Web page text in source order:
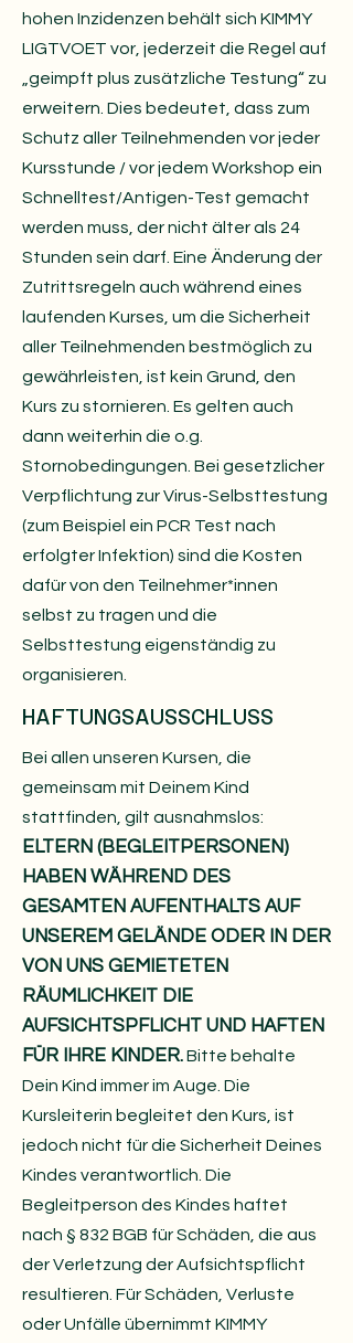
hohen Inzidenzen behält sich KIMMY
LIGTVOET vor, jederzeit die Regel auf
„geimpft plus zusätzliche Testung“ zu
erweitern. Dies bedeutet, dass zum
Schutz aller Teilnehmenden vor jeder
Kursstunde / vor jedem Workshop ein
Schnelltest/Antigen-Test gemacht
werden muss, der nicht älter als 24
Stunden sein darf. Eine Änderung der
Zutrittsregeln auch während eines
laufenden Kurses, um die Sicherheit
aller Teilnehmenden bestmöglich zu
gewährleisten, ist kein Grund, den
Kurs zu stornieren. Es gelten auch
dann weiterhin die o.g.
Stornobedingungen. Bei gesetzlicher
Verpflichtung zur Virus-Selbsttestung
(zum Beispiel ein PCR Test nach
erfolgter Infektion) sind die Kosten
dafür von den Teilnehmer*innen
selbst zu tragen und die
Selbsttestung eigenständig zu
organisieren.
HAFTUNGSAUSSCHLUSS
Bei allen unseren Kursen, die
gemeinsam mit Deinem Kind
stattfinden, gilt ausnahmslos:
ELTERN (BEGLEITPERSONEN)
HABEN WÄHREND DES
GESAMTEN AUFENTHALTS AUF
UNSEREM GELÄNDE ODER IN DER
VON UNS GEMIETETEN
RÄUMLICHKEIT DIE
AUFSICHTSPFLICHT UND HAFTEN
FÜR IHRE KINDER.Bitte behalte
Dein Kind immer im Auge. Die
Kursleiterin begleitet den Kurs, ist
jedoch nicht für die Sicherheit Deines
Kindes verantwortlich. Die
Begleitperson des Kindes haftet
nach § 832 BGB für Schäden, die aus
der Verletzung der Aufsichtspflicht
resultieren. Für Schäden, Verluste
oder Unfälle übernimmt KIMMY